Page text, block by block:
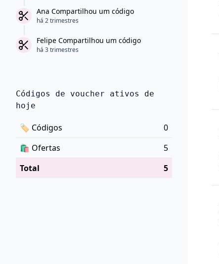
Ana Compartilhou um código
há 2 trimestres
Felipe Compartilhou um código
há 3 trimestres
Códigos de voucher ativos de
hoje
🏷 Códigos
0
🛍️ Ofertas
5
Total
5